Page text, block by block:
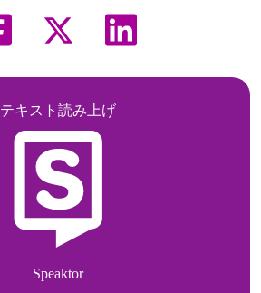
テキスト読み上げ
Speaktor